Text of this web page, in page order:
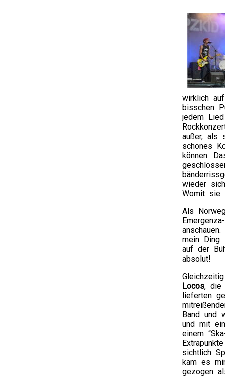
wirklich
bisschen
jedem
außer, als
schönes
können.
wieder
Womit sie
Als
mein Ding
auf der
absolut!
Locos, die
lieferten
Band und
und mit
einem
sichtlich
kam es
gezogen